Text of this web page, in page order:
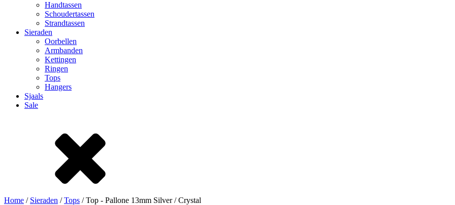
Handtassen
Schoudertassen
Strandtassen
Sieraden
Oorbellen
Armbanden
Kettingen
Ringen
Tops
Hangers
Sjaals
Sale
Home / Sieraden /Tops / Top - Pallone 13mm Silver / Crystal